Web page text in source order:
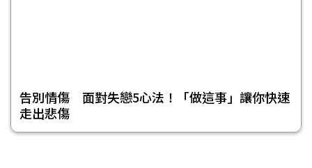
告別情傷 面對失戀5心法！「做這事」讓你快速
走出悲傷